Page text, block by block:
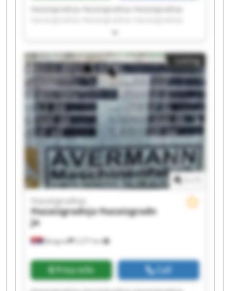
Hazaizgradnja Hazaizgradnja Hazaizgradnja
Hazaizgradnja Hazaizgradnja Hazaizgradnja
Hazaizgradnja Hazaizgradnja Hazaizgradnja
Hazaizgradnja Hazaizgradnja Hazaizgradnja
Hazaizgradnja Hazaizgradnja
Listing
Beograd 2,277 km
Hazaizgradnja
HazaizgradnjaHazaizgradn
ja
Price info Call